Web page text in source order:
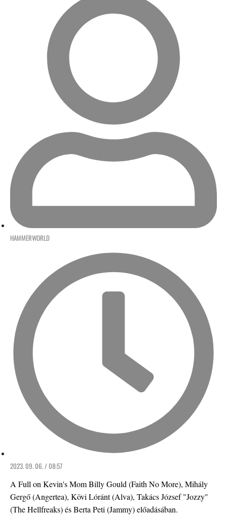
HAMMERWORLD
2023. 09. 06. / 08:57
A Full on Kevin's Mom Billy Gould (Faith No More), Mihály
Gergő (Angertea), Kövi Lóránt (Alva), Takács József "Jozzy"
(The Hellfreaks) és Berta Peti (Jammy) előadásában.